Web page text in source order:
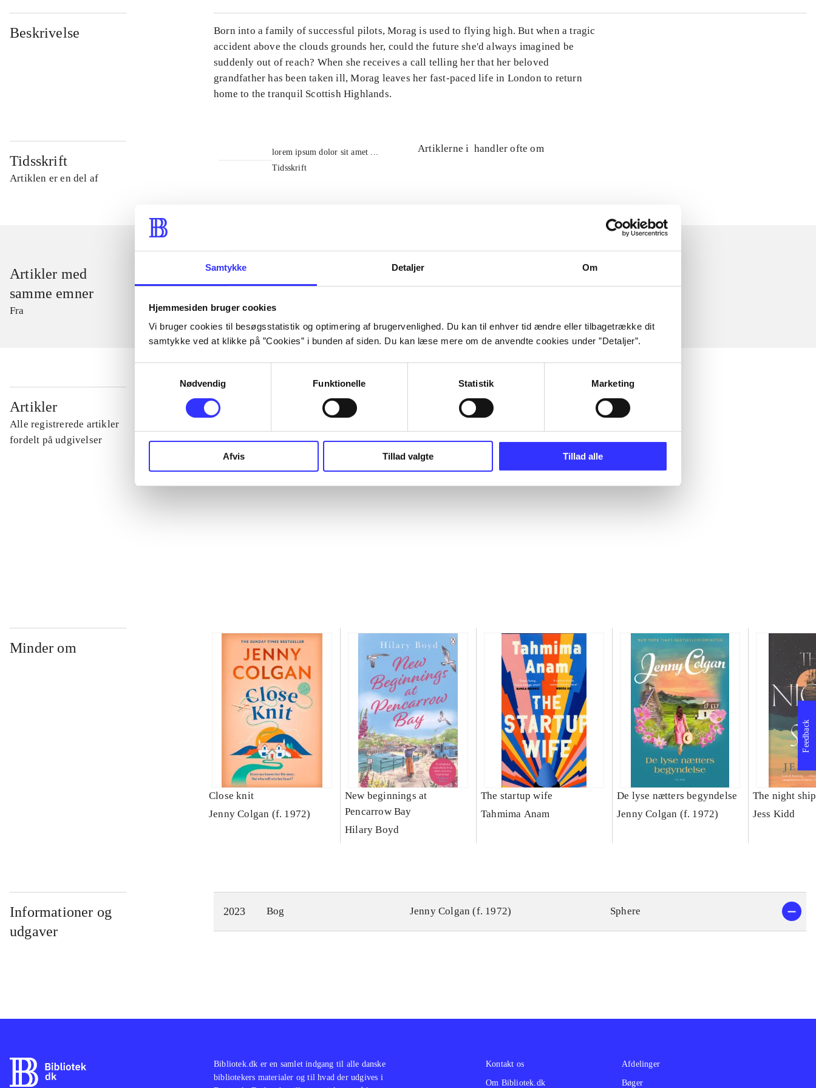
Samtykke Detaljer Om
Hjemmesiden bruger cookies
Vi bruger cookies til besøgsstatistik og optimering af brugervenlighed. Du kan til enhver tid ændre eller tilbagetrække dit
samtykke ved at klikke på ”Cookies” i bunden af siden. Du kan læse mere om de anvendte cookies under ”Detaljer”.
Nødvendig
Funktionelle Statistik Marketing
Afvis Tillad valgte Tillad alle
Beskrivelse
Born into a family of successful pilots, Morag is used to flying high. But when a tragic
accident above the clouds grounds her, could the future she'd always imagined be
suddenly out of reach? When she receives a call telling her that her beloved
grandfather has been taken ill, Morag leaves her fast-paced life in London to return
home to the tranquil Scottish Highlands.
Tidsskrift
Artiklen er en del af
lorem ipsum dolor sit amet ...
Tidsskrift
Artiklerne i handler ofte om
Artikler med
samme emner
Fra
Artikler
Alle registrerede artikler
fordelt på udgivelser
...
Minder om
Close knit
Jenny Colgan (f. 1972)
New beginnings at
Pencarrow Bay
Hilary Boyd
The startup wife
Tahmima Anam
De lyse nætters begyndelse
Jenny Colgan (f. 1972)
The night ship
Jess Kidd
Informationer og
udgaver
2023 Bog Jenny Colgan (f. 1972) Sphere
Feedback
Bibliotek.dk er en samlet indgang til alle danske
bibliotekers materialer og til hvad der udgives i
Kontakt os
Om Bibliotek.dk
Afdelinger
Bøger